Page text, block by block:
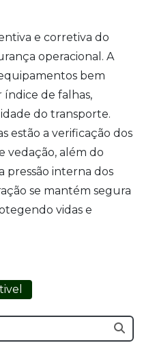
e corretiva do
operacional. A
bem
de falhas,
do transporte.
estão a verificação dos
vedação, além do
pressão interna dos
se mantém segura
vidas e